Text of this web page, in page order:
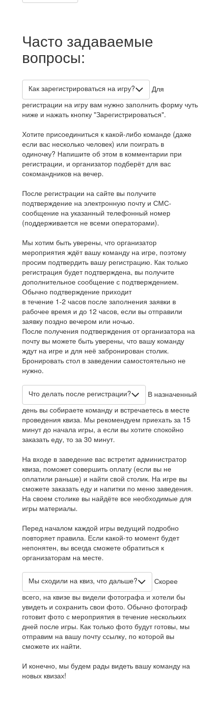
Часто задаваемые
вопросы:
Как зарегистрироваться на игру?
Для
регистрации на игру вам нужно заполнить форму чуть
ниже и нажать кнопку "Зарегистрироваться".
Хотите присоединиться к какой-либо команде (даже
если вас несколько человек) или поиграть в
одиночку? Напишите об этом в комментарии при
регистрации, и организатор подберёт для вас
сокомандников на вечер.
После регистрации на сайте вы получите
подтверждение на электронную почту и СМС-
сообщение на указанный телефонный номер
(поддерживается не всеми операторами).
Мы хотим быть уверены, что организатор
мероприятия ждёт вашу команду на игре, поэтому
просим подтвердить вашу регистрацию. Как только
регистрация будет подтверждена, вы получите
дополнительное сообщение с подтверждением.
Обычно подтверждение приходит
в течение 1-2 часов после заполнения заявки в
рабочее время и до 12 часов, если вы отправили
заявку поздно вечером или ночью.
После получения подтверждения от организатора на
почту вы можете быть уверены, что вашу команду
ждут на игре и для неё забронирован столик.
Бронировать стол в заведении самостоятельно не
нужно.
Что делать после регистрации?
В назначенный
день вы собираете команду и встречаетесь в месте
проведения квиза. Мы рекомендуем приехать за 15
минут до начала игры, а если вы хотите спокойно
заказать еду, то за 30 минут.
На входе в заведение вас встретит администратор
квиза, поможет совершить оплату (если вы не
оплатили раньше) и найти свой столик. На игре вы
сможете заказать еду и напитки по меню заведения.
На своем столике вы найдёте все необходимые для
игры материалы.
Перед началом каждой игры ведущий подробно
повторяет правила. Если какой-то момент будет
непонятен, вы всегда сможете обратиться к
организаторам на месте.
Мы сходили на квиз, что дальше?
Скорее
всего, на квизе вы видели фотографа и хотели бы
увидеть и сохранить свои фото. Обычно фотограф
готовит фото с мероприятия в течение нескольких
дней после игры. Как только фото будут готовы, мы
отправим на вашу почту ссылку, по которой вы
сможете их найти.
И конечно, мы будем рады видеть вашу команду на
новых квизах!